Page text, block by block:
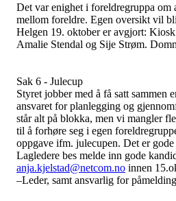
Det var enighet i foreldregruppa om
mellom foreldre. Egen oversikt vil
Helgen 19. oktober er avgjort:
Amalie Stendal og Sije Strøm.
Sak 6 - Julecup
Styret jobber med å få satt sammen
ansvaret for planlegging og
står alt på blokka, men vi mangler
til å forhøre seg i egen
oppgave ifm. julecupen. Det er
Lagledere bes melde inn gode
anja.kjelstad@netcom.no innen
–Leder, samt ansvarlig for